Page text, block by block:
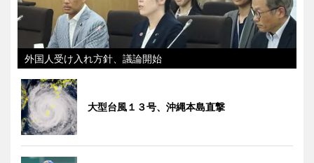
外国人受け入れ方針、議論開始
大型台風１３号、沖縄本島直撃